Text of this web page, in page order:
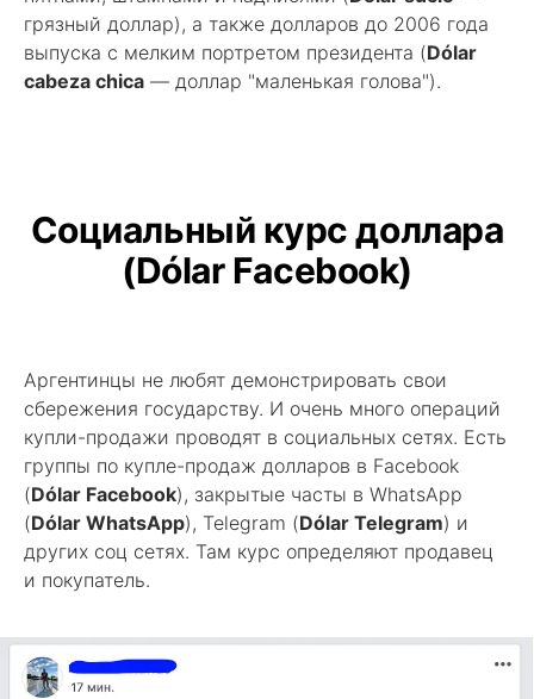
грязный доллар), а также долларов до 2006 года
выпуска с мелким портретом президента (Dólar
cabeza chica — доллар "маленькая голова").
Социальный курс доллара
(Dólar Facebook)
Аргентинцы не любят демонстрировать свои
сбережения государству. И очень много операций
купли-продажи проводят в социальных сетях. Есть
группы по купле-продаж долларов в Facebook
(Dólar Facebook), закрытые часты в WhatsApp
(Dólar WhatsApp), Telegram (Dólar Telegram) и
других соц сетях. Там курс определяют продавец
и покупатель.